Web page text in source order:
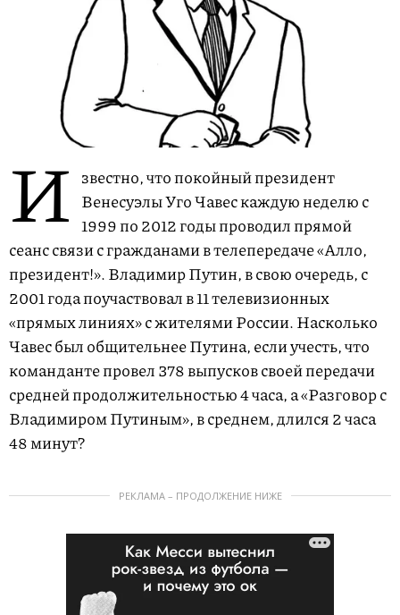
И звестно, что покойный президент
Венесуэлы Уго Чавес каждую неделю с
1999 по 2012 годы проводил прямой
сеанс связи с гражданами в телепередаче «Алло,
президент!». Владимир Путин, в свою очередь, с
2001 года поучаствовал в 11 телевизионных
«прямых линиях» с жителями России. Насколько
Чавес был общительнее Путина, если учесть, что
команданте провел 378 выпусков своей передачи
средней продолжительностью 4 часа, а «Разговор с
Владимиром Путиным», в среднем, длился 2 часа
48 минут?
РЕКЛАМА – ПРОДОЛЖЕНИЕ НИЖЕ